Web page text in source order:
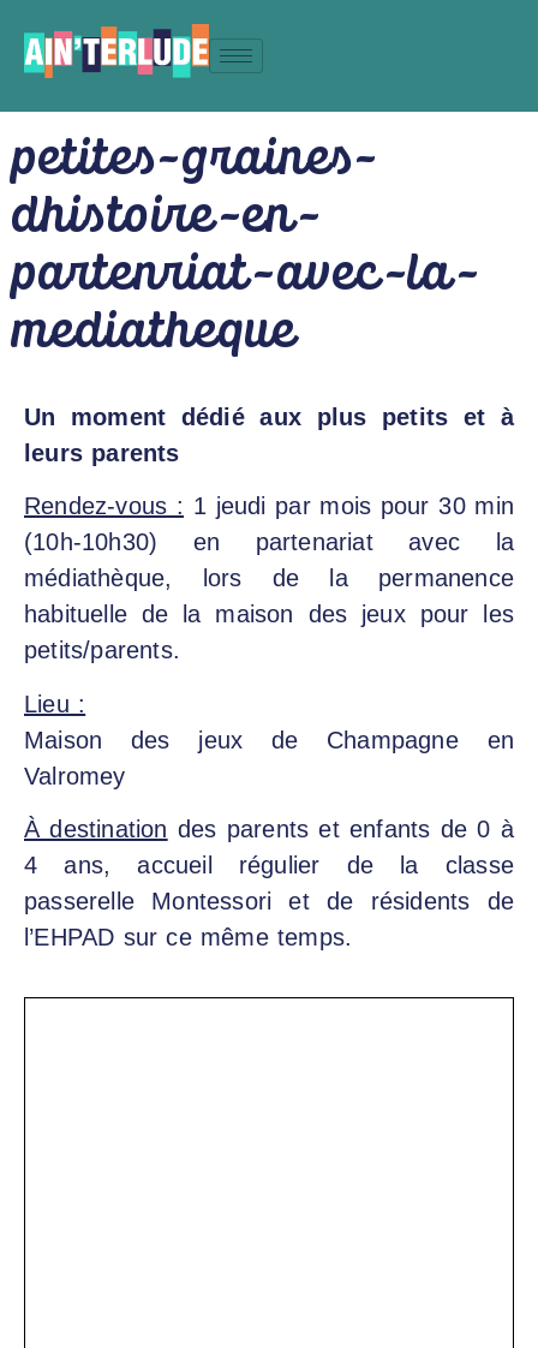
petites-graines-
dhistoire-en-
partenriat-avec-la-
mediatheque
Un moment dédié aux plus petits et à
leurs parents
Rendez-vous : 1 jeudi par mois pour 30 min
(10h-10h30) en partenariat avec la
médiathèque, lors de la permanence
habituelle de la maison des jeux pour les
petits/parents.
Lieu :
Maison des jeux de Champagne en
Valromey
À destination des parents et enfants de 0 à
4 ans, accueil régulier de la classe
passerelle Montessori et de résidents de
l’EHPAD sur ce même temps.